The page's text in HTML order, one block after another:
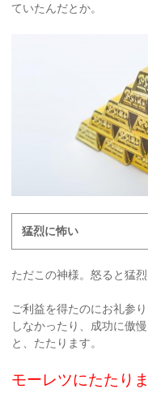
ていたんだとか。
猛烈に怖い
ただこの神様。怒ると猛烈
ご利益を得たのにお礼参
しなかったり、成功に傲
と、たたります。
モーレツにたたり